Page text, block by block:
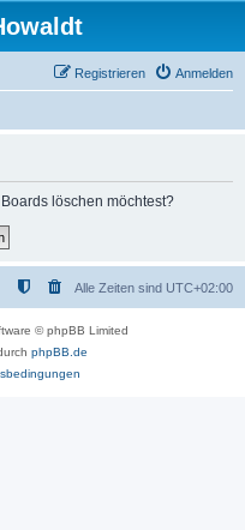
Anmelden
Registrieren
löschen möchtest?
Alle Zeiten sind UTC+02:00
© phpBB Limited
phpBB.de